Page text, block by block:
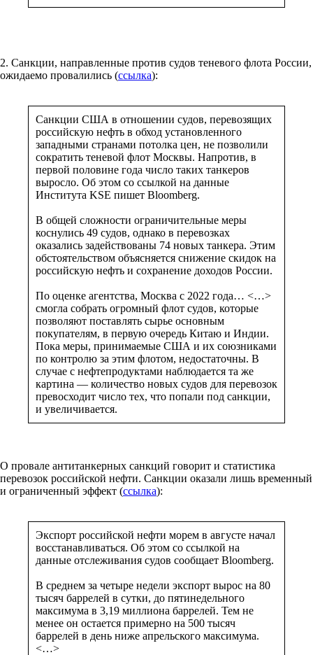
2. Санкции, направленные против судов теневого флота России,
ожидаемо провалились (ссылка):
Санкции США в отношении судов, перевозящих
российскую нефть в обход установленного
западными странами потолка цен, не позволили
сократить теневой флот Москвы. Напротив, в
первой половине года число таких танкеров
выросло. Об этом со ссылкой на данные
Института KSE пишет Bloomberg.
В общей сложности ограничительные меры
коснулись 49 судов, однако в перевозках
оказались задействованы 74 новых танкера. Этим
обстоятельством объясняется снижение скидок на
российскую нефть и сохранение доходов России.
По оценке агентства, Москва с 2022 года… <…>
смогла собрать огромный флот судов, которые
позволяют поставлять сырье основным
покупателям, в первую очередь Китаю и Индии.
Пока меры, принимаемые США и их союзниками
по контролю за этим флотом, недостаточны. В
случае с нефтепродуктами наблюдается та же
картина — количество новых судов для перевозок
превосходит число тех, что попали под санкции,
и увеличивается.
О провале антитанкерных санкций говорит и статистика
перевозок российской нефти. Санкции оказали лишь временный
и ограниченный эффект (ссылка):
Экспорт российской нефти морем в августе начал
восстанавливаться. Об этом со ссылкой на
данные отслеживания судов сообщает Bloomberg.
В среднем за четыре недели экспорт вырос на 80
тысяч баррелей в сутки, до пятинедельного
максимума в 3,19 миллиона баррелей. Тем не
менее он остается примерно на 500 тысяч
баррелей в день ниже апрельского максимума.
<…>